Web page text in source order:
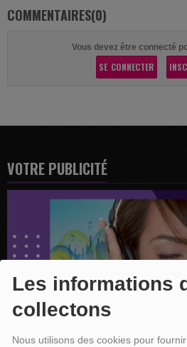
Les informations
collectons
Nous utilisons des cookies pour
COMMENTAIRES(0)
Vous devez être connecté
SE CONNECTER
VOTRE PUBLICITÉ